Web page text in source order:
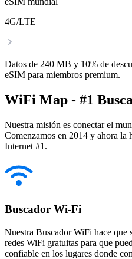
4G/LTE
Datos de 240 MB y 10% de
eSIM para miembros premium.
WiFi Map - #1
Nuestra misión es conectar el
Comenzamos en 2014 y ahora la
Internet #1.
Buscador Wi-Fi
Nuestra Buscador WiFi hace que
redes WiFi gratuitas para que
confiable en los lugares donde